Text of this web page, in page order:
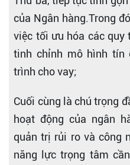
của Ngân hàng.Trong
việc tối ưu hóa các quy
tinh chỉnh mô hình tín
trình cho vay;
Cuối cùng là chú trọng
hoạt động của ngân
quản trị rủi ro và công
năng lực trọng tâm